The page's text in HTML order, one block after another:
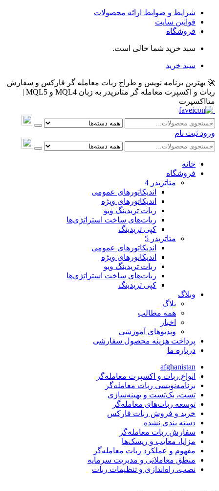
شرایط و ضوابط ارائه محصولات
قوانین سایت
فروشگاه
سبد خرید شما خالی است.
سبد خرید
🚀 بهترین برنامه نویس و طراح ربات معامله گر فارکس و سفارش
ربات و اکسپرت معامله گر متاتریدر به زبان MQL4 و MQL5 |
متااکسپرت
ورود ثبت نام
خانه
فروشگاه
متاتريدر 4
اندیکاتورهای عمومی
اندیکاتورهای ویژه
ربات تریدینگ ویو
ربات‌های ساخت استراتژی‌ها
کپی تریدینگ
متاتريدر 5
اندیکاتورهای عمومی
اندیکاتورهای ویژه
ربات تریدینگ ویو
ربات‌های ساخت استراتژی‌ها
کپی تریدینگ
وبلاگ
بلاگ
همه مطالب
اخبار
ویدیوهای آموزشی
پرداخت هزینه محصول سفارشی
درباره ما
afghanistan
انواع ربات و اکسپرت معامله‌گر
برنامه‌نویسی ربات معامله‌گر
تست، بک‌تست و بهینه‌سازی
توسعه ربات‌های معامله‌گر
خرید و فروش ربات فارکس
دسته بندی نشده
سفارش ربات معامله‌گر
مزایا، معایب و ریسک‌ها
مفهوم و عملکرد ربات معامله‌گر
منطق معاملاتی و مدیریت سرمایه
نصب، راه‌اندازی و تنظیمات ربات